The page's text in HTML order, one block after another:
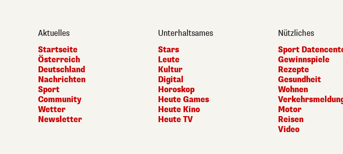
Aktuelles
Startseite
Österreich
Deutschland
Nachrichten
Sport
Community
Wetter
Newsletter
Unterhaltsames
Stars
Leute
Kultur
Digital
Horoskop
Heute Games
Heute Kino
Heute TV
Nützliches
Sport
Gewinnspiele
Rezepte
Gesundheit
Wohnen
Motor
Reisen
Video